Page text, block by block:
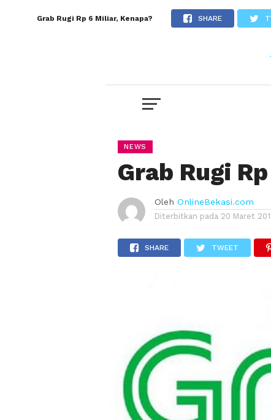
Grab Rugi Rp 6 Miliar, Kenapa? SHARE
NEWS
Grab Rugi
Oleh OnlineBekasi.com
Diterbitkan pada 20 Maret
SHARE TWEET